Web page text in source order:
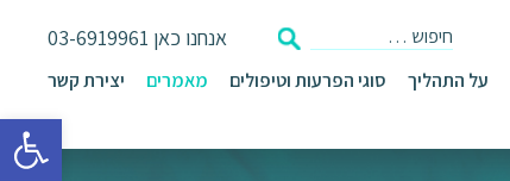
פתח
אנחנו כאן 03-6919961
על התהליך סוגי הפרעות וטיפולים מאמרים יצירת קשר